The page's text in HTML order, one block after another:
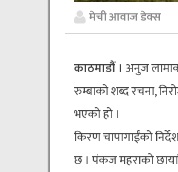
मेची आवाज डेक्स
काठमाडौं । अनुज
रुम्बाको शब्द रचना,
भएको हो ।
किरण चापागाईंको
छ । पंकज महराको